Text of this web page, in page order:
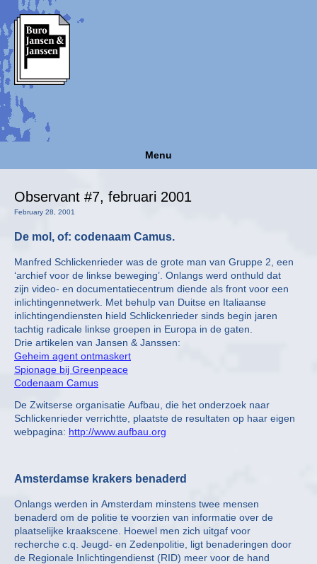
Menu
Observant #7, februari 2001
February 28, 2001
De mol, of: codenaam Camus.
Manfred Schlickenrieder was de grote man van Gruppe 2, een
‘archief voor de linkse beweging’. Onlangs werd onthuld dat
zijn video- en documentatiecentrum diende als front voor een
inlichtingennetwerk. Met behulp van Duitse en Italiaanse
inlichtingendiensten hield Schlickenrieder sinds begin jaren
tachtig radicale linkse groepen in Europa in de gaten.
Drie artikelen van Jansen & Janssen:
Geheim agent ontmaskert
Spionage bij Greenpeace
Codenaam Camus
De Zwitserse organisatie Aufbau, die het onderzoek naar
Schlickenrieder verrichtte, plaatste de resultaten op haar eigen
webpagina: http://www.aufbau.org
Amsterdamse krakers benaderd
Onlangs werden in Amsterdam minstens twee mensen
benaderd om de politie te voorzien van informatie over de
plaatselijke kraakscene. Hoewel men zich uitgaf voor
recherche c.q. Jeugd- en Zedenpolitie, ligt benaderingen door
de Regionale Inlichtingendienst (RID) meer voor de hand